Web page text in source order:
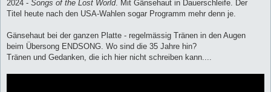
2024 - Songs of the Lost World. Mit Gänsehaut in Dauerschleife. Der
Titel heute nach den USA-Wahlen sogar Programm mehr denn je.
Gänsehaut bei der ganzen Platte - regelmässig Tränen in den Augen
beim Übersong ENDSONG. Wo sind die 35 Jahre hin?
Tränen und Gedanken, die ich hier nicht schreiben kann....